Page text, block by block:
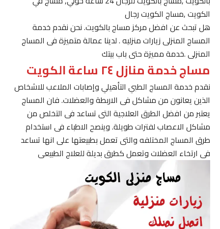
الكويت ,مساج الكويت رجال
هل تبحث عن افضل مركز مساج بالكويت. نحن نقدم خدمة
المساج المنزلى زيارات منزليه . لدينا عمالة متميزة فى المساج
المنزلى .خدمة مميزة حتى باب بيتك
مساج خدمة منازل ٢٤ ساعة الكويت
نقدم خدمة المساج الطبي التأهيلي وإصابات الملاعب للاشخاص
الذين يعانون من مشاكل فى الاربطة والعضلات. فان المساج
يعتبر من افضل الطرق العلاجية التى تساعد فى التخلص من
مشاكل الاعصاب لفترات طويلة. وينصح الاطباء فى استخدام
طرق المساج المختلفه والتى تعمل بطبيعتها على انها تساعد
فى ارتخاء العضلات وتعمل كطرق بديلة للعلاج الطبيعى